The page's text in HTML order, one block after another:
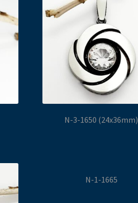
N-3-1650 (24x36mm)
N-1-1665